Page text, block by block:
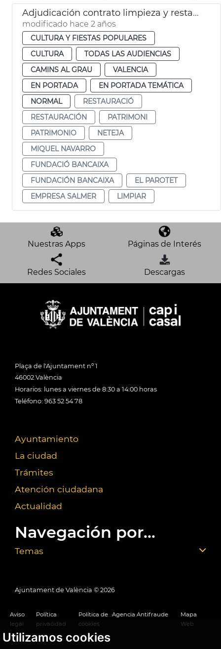
Utilizamos cookies
Adjudicación contrato limpieza y restauración de El Parotet
modificado hace 2 años
CULTURA Y FIESTAS POPULARES
CULTURA
TODAS LAS AUDIENCIAS
CAMINS AL GRAU
VALENCIA
EN PORTADA
EN PORTADA TEMÁTICA
NORMAL
RESTAURACIÓ
RESTAURACIÓN
PATRIMONI
PATRIMONIO
NETEJA
MIQUEL NAVARRO
FUNDACIÓ BANCAIXA
FUNDACIÓN BANCAIXA
EL PAROTET
EMPRESA SALMER
LIMPIAR
Nuestras Apps Páginas de Interés
Redes Sociales Descargas
Plaça de l'Ajuntament nº 1
46002 València
Horarios: lunes a viernes de 8:30 a 14:00 horas
Teléfono: 963 52 54 78
Ayuntamiento
La ciudad
Trámites
Atención ciudadana
Actualidad
Navegación por...
Temas
Ajuntament de València © 2026
Aviso
legal
Política
privacidad
Política de
cookies
Agencia Antifraude
Mapa
Web